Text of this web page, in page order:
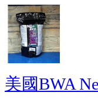
美國BWA